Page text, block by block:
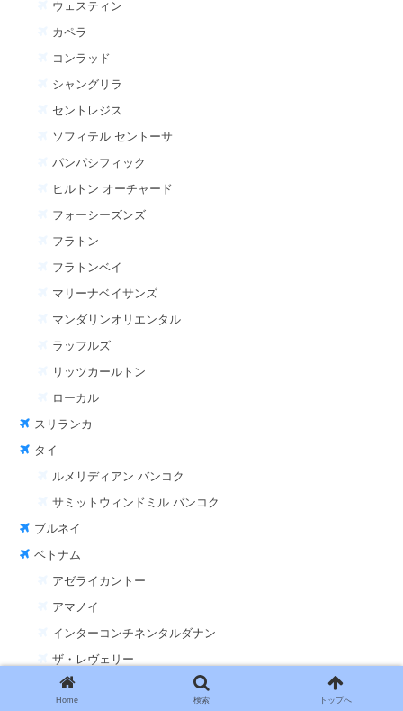
ウェスティン
カペラ
コンラッド
シャングリラ
セントレジス
ソフィテル セントーサ
パンパシフィック
ヒルトン オーチャード
フォーシーズンズ
フラトン
フラトンベイ
マリーナベイサンズ
マンダリンオリエンタル
ラッフルズ
リッツカールトン
ローカル
スリランカ
タイ
ルメリディアン バンコク
サミットウィンドミル バンコク
ブルネイ
ベトナム
アゼライカントー
アマノイ
インターコンチネンタルダナン
ザ・レヴェリー
JWマリオットフーコック
Home 検索 トップへ